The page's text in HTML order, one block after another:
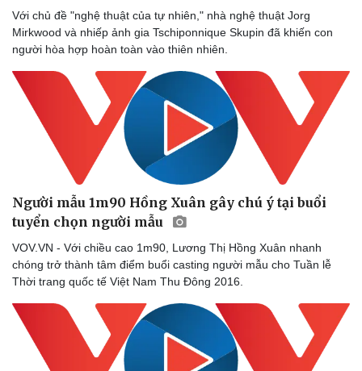
Doanh nghiệp
Thông tin doanh nghiệp
Doanh nghiệp 24h
Doanh nhân
Vì cộng đồng
Công nghệ
Sành điệu
Tin Công nghệ
Trải nghiệm
Chuyển đổi số
Với chủ đề "nghệ thuật của tự nhiên," nhà nghệ thuật Jorg
Mirkwood và nhiếp ảnh gia Tschiponnique Skupin đã khiến con
người hòa hợp hoàn toàn vào thiên nhiên.
Người mẫu 1m90 Hồng Xuân gây chú ý tại buổi
tuyển chọn người mẫu
VOV.VN - Với chiều cao 1m90, Lương Thị Hồng Xuân nhanh
chóng trở thành tâm điểm buổi casting người mẫu cho Tuần lễ
Thời trang quốc tế Việt Nam Thu Đông 2016.